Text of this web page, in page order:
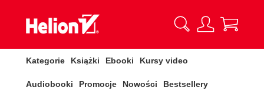
Kategorie Książki Ebooki Kursy video
Audiobooki Promocje Nowości Bestsellery